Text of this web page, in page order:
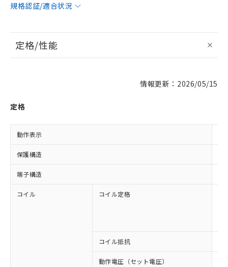
規格認証/適合状況
定格/性能
情報更新：2026/05/15
定格
動作表示
保護構造
端子構造
コイル コイル定格
コイル抵抗
動作電圧（セット電圧）